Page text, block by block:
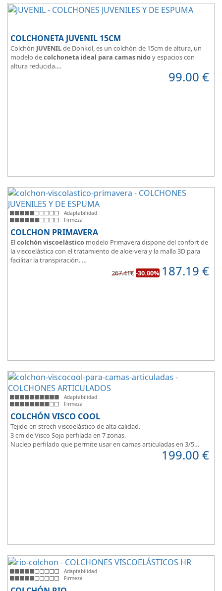
COLCHONETA JUVENIL 15CM
Colchón JUVENILde Donkol, es un colchón de 15cm de altura, un
modelo decolchoneta ideal para camas nidoy espacios con
altura reducida.
suelen elegir
99.00 €
Adaptabilidad
Firmeza
COLCHON PRIMAVERA
Elcolchón viscoelástico modelo Primavera dispone del confort de
la viscoelástica con el tratamiento de aloe-vera y la malla 3D para
facilitar la transpiración.
Según medida del colchón estamos hablando tanto de un colchón
267.41€ -30.00% 187.19 €
Adaptabilidad
Firmeza
COLCHÓN VISCO COOL
Tejido en strech viscoelástico de alta calidad.
3 cm de Visco Soja perfilada en 7 zonas.
Nucleo perfilado que permite usar en camas articuladas en 3/5
199.00 €
Adaptabilidad
Firmeza